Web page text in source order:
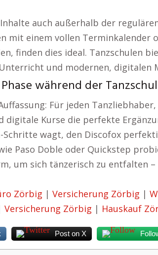
auch außerhalb der
mit einem vollen Terminkalender
finden dies ideal. Tanzschulen
und modernen, digitalen
während der
Für jeden
digitale Kurse die perfekte
Schritte wagt, den Discofox
Paso Doble oder Quickstep
um sich tänzerisch zu entfalten –
Zörbig | Versicherung Zörbig |
Versicherung Zörbig | Hauskauf
Post on X